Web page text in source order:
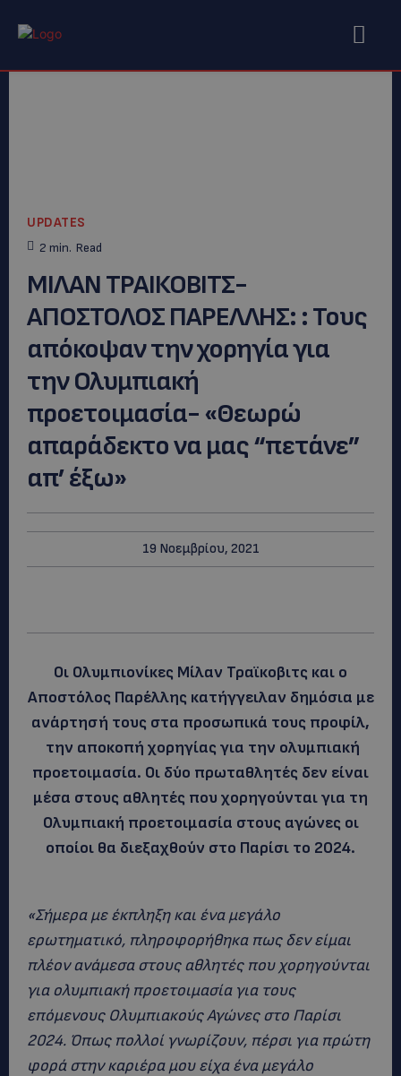
UPDATES
2 min. Read
ΜΙΛΑΝ ΤΡΑΙΚΟΒΙΤΣ-
ΑΠΟΣΤΟΛΟΣ ΠΑΡΕΛΛΗΣ: : Τους
απόκοψαν την χορηγία για
την Ολυμπιακή
προετοιμασία- «Θεωρώ
απαράδεκτο να μας “πετάνε”
απ’ έξω»
19 Νοεμβρίου, 2021
Οι Ολυμπιονίκες Μίλαν Τραϊκοβιτς και ο
Αποστόλος Παρέλλης κατήγγειλαν δημόσια με
ανάρτησή τους στα προσωπικά τους προφίλ,
την αποκοπή χορηγίας για την ολυμπιακή
προετοιμασία. Οι δύο πρωταθλητές δεν είναι
μέσα στους αθλητές που χορηγούνται για τη
Ολυμπιακή προετοιμασία στους αγώνες οι
οποίοι θα διεξαχθούν στο Παρίσι το 2024.
«Σήμερα με έκπληξη και ένα μεγάλο
ερωτηματικό, πληροφορήθηκα πως δεν είμαι
πλέον ανάμεσα στους αθλητές που χορηγούνται
για ολυμπιακή προετοιμασία για τους
επόμενους Ολυμπιακούς Αγώνες στο Παρίσι
2024. Όπως πολλοί γνωρίζουν, πέρσι για πρώτη
φορά στην καριέρα μου είχα ένα μεγάλο